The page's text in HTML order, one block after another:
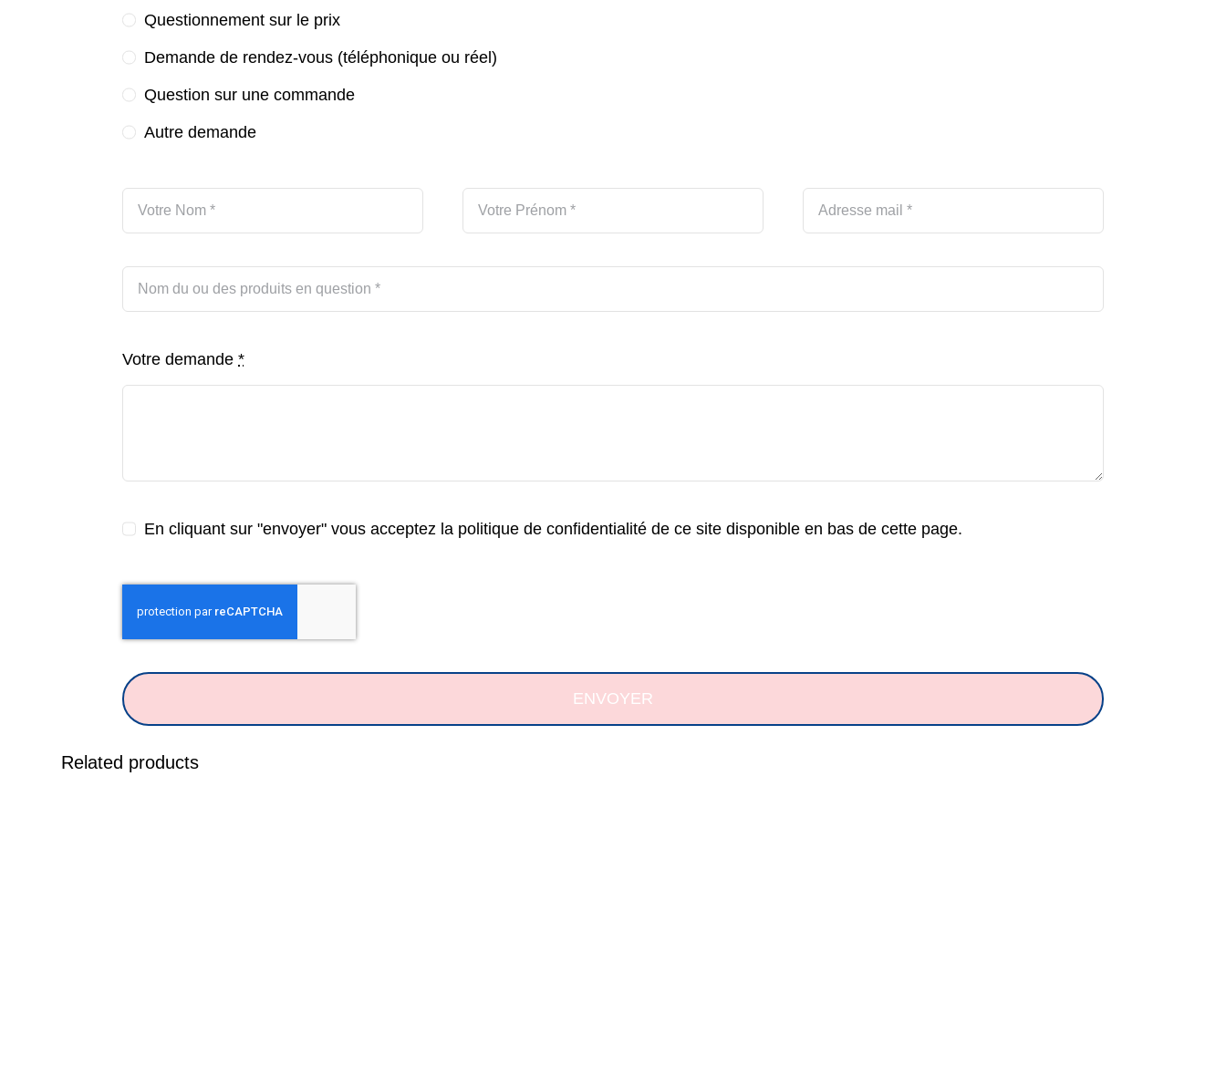
Questionnement sur le prix
Demande de rendez-vous (téléphonique ou réel)
Question sur une commande
Autre demande
Votre demande*
En cliquant sur "envoyer" vous acceptez la politique de confidentialité de ce site disponible en bas de cette page.
ENVOYER
Related products